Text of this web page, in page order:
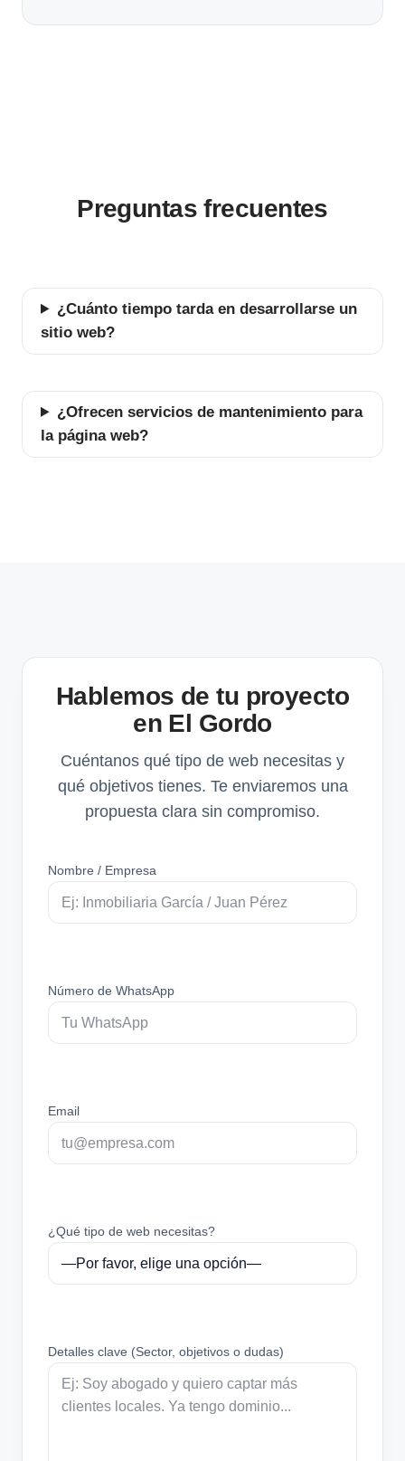
Preguntas frecuentes
¿Cuánto tiempo tarda en desarrollarse un
sitio web?
¿Ofrecen servicios de mantenimiento para
la página web?
Hablemos de tu proyecto
en El Gordo
Cuéntanos qué tipo de web necesitas y
qué objetivos tienes. Te enviaremos una
propuesta clara sin compromiso.
Nombre / Empresa
Número de WhatsApp
Email
¿Qué tipo de web necesitas?
Detalles clave (Sector, objetivos o dudas)